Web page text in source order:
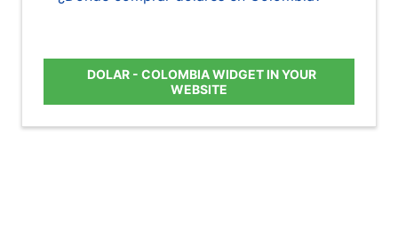
DOLAR - COLOMBIA WIDGET IN YOUR
WEBSITE